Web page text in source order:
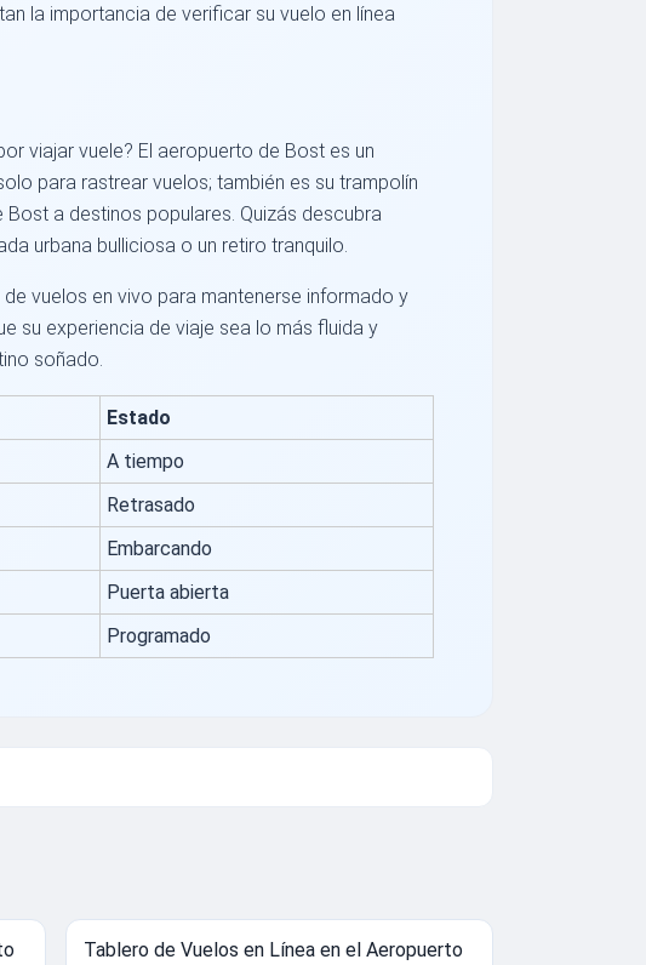
la importancia de verificar su vuelo en línea
viajar vuele? El aeropuerto de Bost es un
para rastrear vuelos; también es su trampolín
a destinos populares. Quizás descubra
urbana bulliciosa o un retiro tranquilo.
vuelos en vivo para mantenerse informado y
su experiencia de viaje sea lo más fluida y
soñado.
Estado
A tiempo
Retrasado
Embarcando
Puerta abierta
Programado
Tablero de Vuelos en Línea en el Aeropuerto